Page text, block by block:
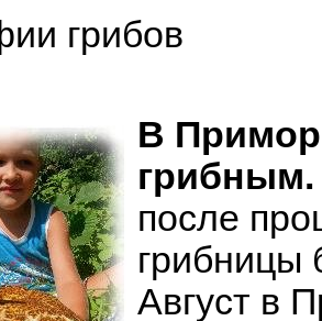
грибов
В
грибным.
после
грибницы
Август в